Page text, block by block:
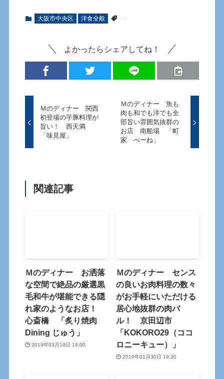
大阪市中央区 洋食全般
よかったらシェアしてね！
Ｍのディナー 関西
初登場の芋豚料理が
旨い！ 西天満
「味見屋」
Ｍのディナー 魚も
肉も和でも洋でも全
部旨い雰囲気抜群の
お店 南船場 「町
家 べーね」
関連記事
Ｍのディナー お洒落
な空間で絶品の厳選黒
毛和牛が堪能できる隠
れ家のようなお店！
心斎橋 「炙り焼肉
Dining じゅう」
2019年03月19日 19:00
Ｍのディナー センス
の良いお肉料理の数々
がお手軽にいただける
居心地抜群の肉バ
ル！ 京田辺市
「KOKORO29（ココ
ロニーキュー）」
2019年01月30日 19:30